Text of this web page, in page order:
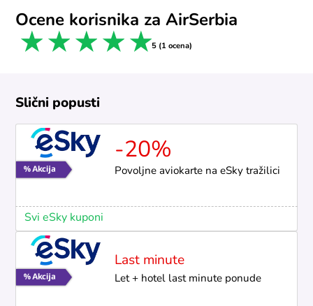
Ocene korisnika za AirSerbia
5 stars
4 stars
3 stars
2 stars
1 star 5 (1 ocena)
Slični popusti
-20%
Povoljne aviokarte na eSky tražilici
Svi eSky kuponi
Last minute
Let + hotel last minute ponude